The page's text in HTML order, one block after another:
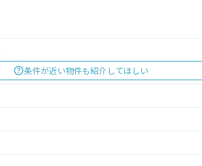
条件が近い物件も紹介してほしい